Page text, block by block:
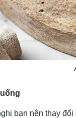
bạn nên thay